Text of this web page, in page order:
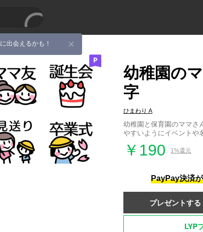
出会えるかも！
幼稚園の
字
ひまわり A
幼稚園と保育園のママさ
やすいようにイベントや
￥190 1%還元
PayPay決済
プレゼントする
LYP